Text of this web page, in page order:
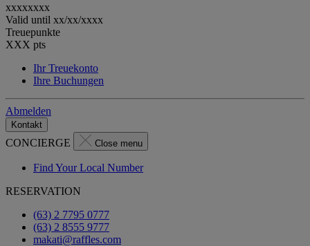
xxxxxxxx
Valid until xx/xx/xxxx
Treuepunkte
XXX pts
Ihr Treuekonto
Ihre Buchungen
Abmelden
Kontakt
CONCIERGE Close menu
Find Your Local Number
RESERVATION
(63) 2 7795 0777
(63) 2 8555 9777
makati@raffles.com